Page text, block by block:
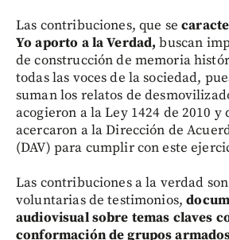
Las contribuciones, que se
Yo aporto a la Verdad, buscan
de construcción de memoria
todas las voces de la sociedad,
suman los relatos de
acogieron a la Ley 1424 de 2010 y
acercaron a la Dirección de
(DAV) para cumplir con este
Las contribuciones a la verdad
voluntarias de testimonios,
audiovisual sobre temas claves
conformación de grupos